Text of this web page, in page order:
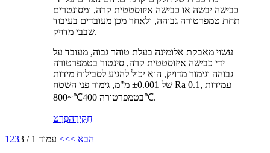
כבישה יבשה או כבישה איזוסטטית קרה, ומסונטרים
תחת טמפרטורה גבוהה, ולאחר מכן מעובדים בעיבוד
שבבי מדויק.
עשוי מאבקת אלומינה בעלת טוהר גבוה, מעובד על
ידי כבישה איזוסטטית קרה, סינטור בטמפרטורה
גבוהה וגימור מדויק, הוא יכול להגיע לסבילות מידות
של ±0.001 מ"מ, גימור פני השטח Ra 0.1, עמידות
בטמפרטורה 400℃~800℃.
חֲקִירָהפְּרָט
1 23 הבא >>> עמוד 1 / 3